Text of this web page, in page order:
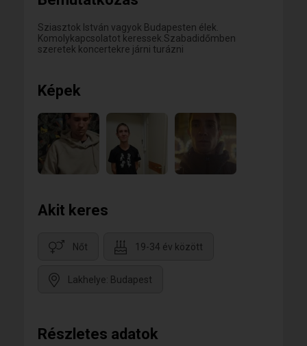
Sziasztok István vagyok Budapesten élek.
Komolykapcsolatot keressek.Szabadidőmben
szeretek koncertekre járni turázni
Képek
Akit keres
Nőt 19-34 év között
Lakhelye: Budapest
Részletes adatok